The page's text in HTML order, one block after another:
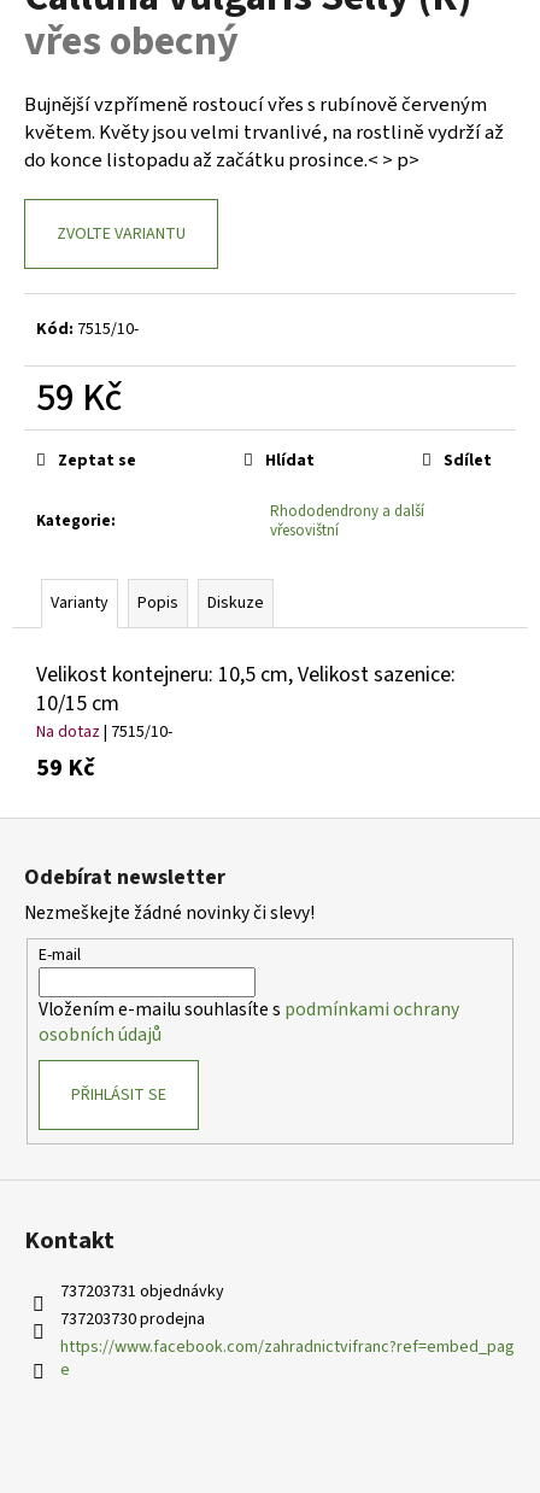
z
hvězdiček.
vřes obecný
Bujnější vzpřímeně rostoucí vřes s rubínově červeným
květem. Květy jsou velmi trvanlivé, na rostlině vydrží až
do konce listopadu až začátku prosince.< > p>
ZVOLTE VARIANTU
Kód: 7515/10-
59 Kč
Měrná
cena:
Kategorie:
Rhododendrony a další
vřesovištní
Zeptat se Hlídat Sdílet
Varianty Popis Diskuze
Velikost kontejneru: 10,5 cm, Velikost sazenice:
10/15 cm
Na dotaz| 7515/10-
59 Kč
a
j
í
t
?
o
p
o
e
e
TELEPHIUM
NACHOVÝ
97
Kč
Z
Odebírat newsletter
Nezmeškejte žádné novinky či slevy!
E-mail
Vložením e-mailu souhlasíte s podmínkami ochrany
osobních údajů
PŘIHLÁSIT SE
Kontakt
737203731 objednávky
737203730 prodejna
https://www.facebook.com/zahradnictvifranc?ref=embed_pag
e